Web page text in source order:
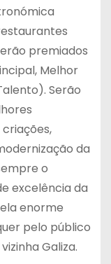
premiados
Melhor
Serão
da
o
excelência da
enorme
pelo público
Galiza.